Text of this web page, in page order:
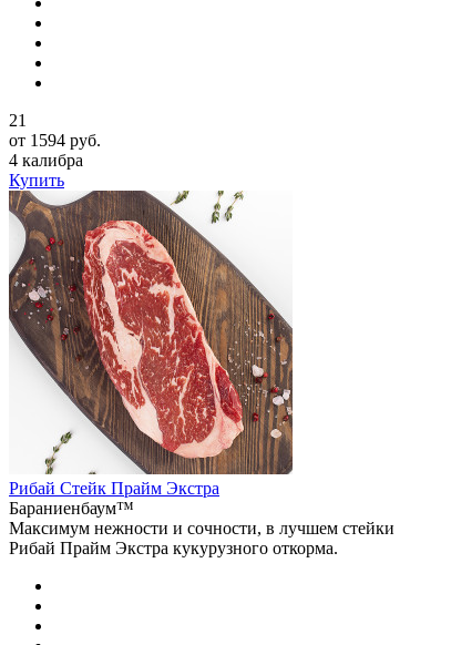
21
от 1594 руб.
4 калибра
Купить
Рибай Стейк Прайм Экстра
Бараниенбаум™
Максимум нежности и сочности, в лучшем стейки
Рибай Прайм Экстра кукурузного откорма.